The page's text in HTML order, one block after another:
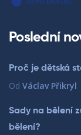
Poslední
Proč je dětská
Od Václav Přikryl
Sady na bělení
bělení?